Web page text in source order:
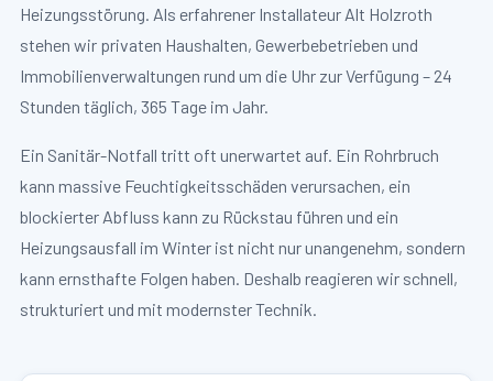
Heizungsstörung. Als erfahrener Installateur Alt Holzroth
stehen wir privaten Haushalten, Gewerbebetrieben und
Immobilienverwaltungen rund um die Uhr zur Verfügung – 24
Stunden täglich, 365 Tage im Jahr.
Ein Sanitär-Notfall tritt oft unerwartet auf. Ein Rohrbruch
kann massive Feuchtigkeitsschäden verursachen, ein
blockierter Abfluss kann zu Rückstau führen und ein
Heizungsausfall im Winter ist nicht nur unangenehm, sondern
kann ernsthafte Folgen haben. Deshalb reagieren wir schnell,
strukturiert und mit modernster Technik.